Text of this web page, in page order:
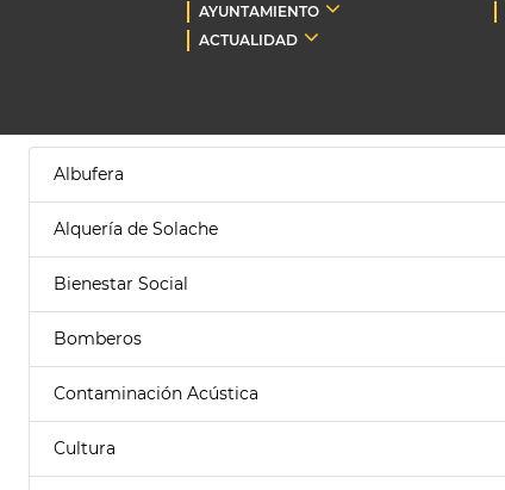
AYUNTAMIENTO
ACTUALIDAD
Albufera
Alquería de Solache
Bienestar Social
Bomberos
Contaminación Acústica
Cultura